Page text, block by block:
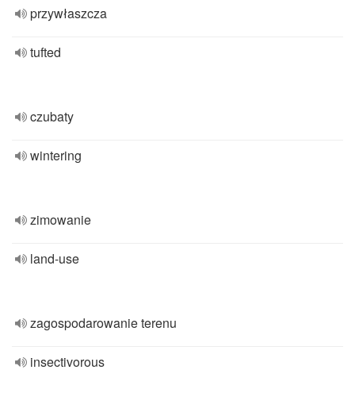
przywłaszcza
tufted
czubaty
wintering
zimowanie
land-use
zagospodarowanie terenu
insectivorous